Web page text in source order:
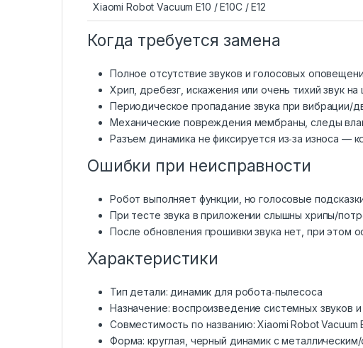
Xiaomi Robot Vacuum E10 / E10C / E12
Когда требуется замена
Полное отсутствие звуков и голосовых
Хрип, дребезг, искажения или очень тихий звук
Периодическое пропадание звука при вибрации/
Механические повреждения мембраны, следы
Разъем динамика не фиксируется из‑за износа —
Ошибки при неисправности
Робот выполняет функции, но голосовые
При тесте звука в приложении слышны хрипы/
После обновления прошивки звука нет, при этом
Характеристики
Тип детали: динамик для робота‑пылесоса
Назначение: воспроизведение системных звуков
Совместимость по названию: Xiaomi Robot Vacuum
Форма: круглая, черный динамик с